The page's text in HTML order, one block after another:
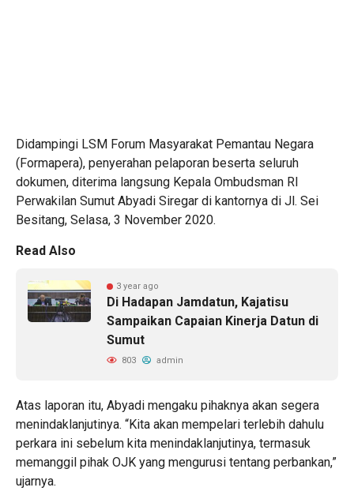
Didampingi LSM Forum Masyarakat Pemantau Negara
(Formapera), penyerahan pelaporan beserta seluruh
dokumen, diterima langsung Kepala Ombudsman RI
Perwakilan Sumut Abyadi Siregar di kantornya di Jl. Sei
Besitang, Selasa, 3 November 2020.
Read Also
3 year ago
Di Hadapan Jamdatun, Kajatisu
Sampaikan Capaian Kinerja Datun di
Sumut
803 admin
Atas laporan itu, Abyadi mengaku pihaknya akan segera
menindaklanjutinya. “Kita akan mempelari terlebih dahulu
perkara ini sebelum kita menindaklanjutinya, termasuk
memanggil pihak OJK yang mengurusi tentang perbankan,”
ujarnya.